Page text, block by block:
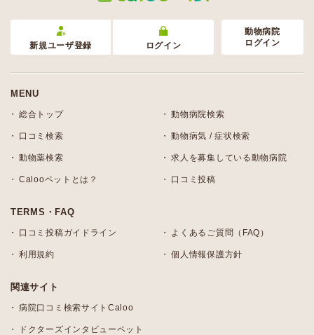
新規ユーザ登録 ログイン
動物病院
ログイン
MENU
総合トップ 動物病院検索
口コミ検索 動物病気 / 症状検索
動物薬検索 求人を募集している動物病院
Calooペットとは？ 口コミ投稿
TERMS・FAQ
口コミ投稿ガイドライン よくあるご質問（FAQ）
利用規約 個人情報保護方針
関連サイト
病院口コミ検索サイトCaloo
ドクターズインタビューペット